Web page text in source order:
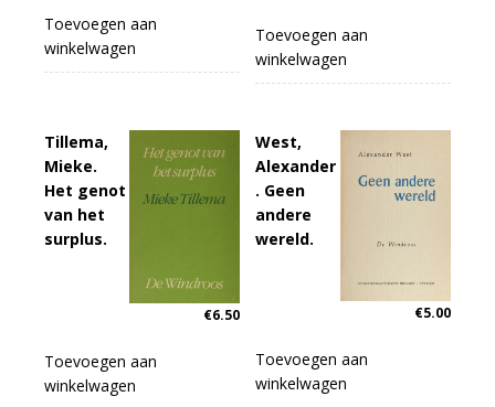
Toevoegen aan
winkelwagen
Toevoegen aan
winkelwagen
Tillema,
Mieke.
Het genot
van het
surplus.
€6.50
Toevoegen aan
winkelwagen
West,
Alexander
. Geen
andere
wereld.
€5.00
Toevoegen aan
winkelwagen